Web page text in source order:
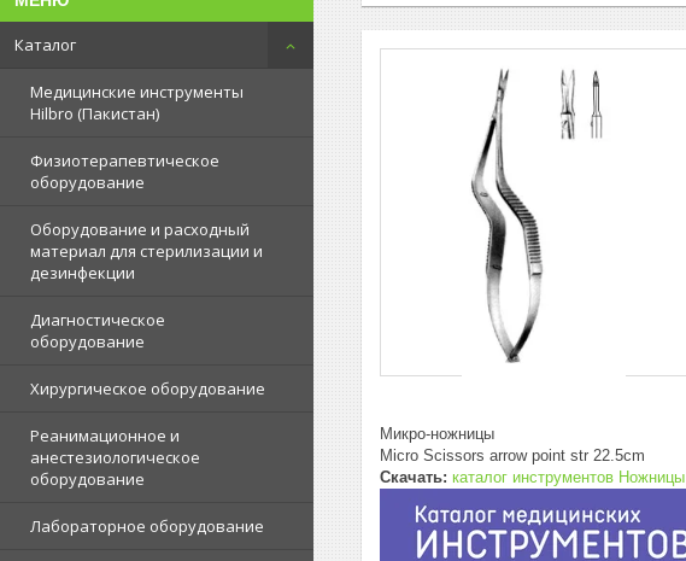
Каталог
Медицинские инструменты
Hilbro (Пакистан)
Физиотерапевтическое
оборудование
Оборудование и расходный
материал для стерилизации и
дезинфекции
Диагностическое
оборудование
Хирургическое оборудование
Реанимационное и
анестезиологическое
оборудование
Лабораторное оборудование
Микро-ножницы
Micro Scissors arrow point str 22.5cm
Скачать: каталог инструментов Ножницы